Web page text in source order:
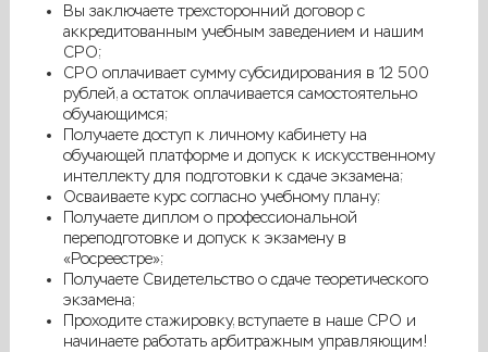
Вы заключаете трехсторонний договор с
аккредитованным учебным заведением и нашим
СРО;
СРО оплачивает сумму субсидирования в 12 500
рублей, а остаток оплачивается самостоятельно
обучающимся;
Получаете доступ к личному кабинету на
обучающей платформе и допуск к искусственному
интеллекту для подготовки к сдаче экзамена;
Осваиваете курс согласно учебному плану;
Получаете диплом о профессиональной
переподготовке и допуск к экзамену в
«Росреестре»;
Получаете Свидетельство о сдаче теоретического
экзамена;
Проходите стажировку, вступаете в наше СРО и
начинаете работать арбитражным управляющим!